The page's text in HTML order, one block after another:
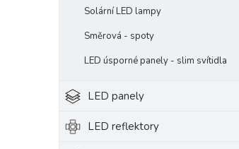
Solární LED lampy
Směrová - spoty
LED úsporné panely - slim svítidla
LED panely
LED reflektory